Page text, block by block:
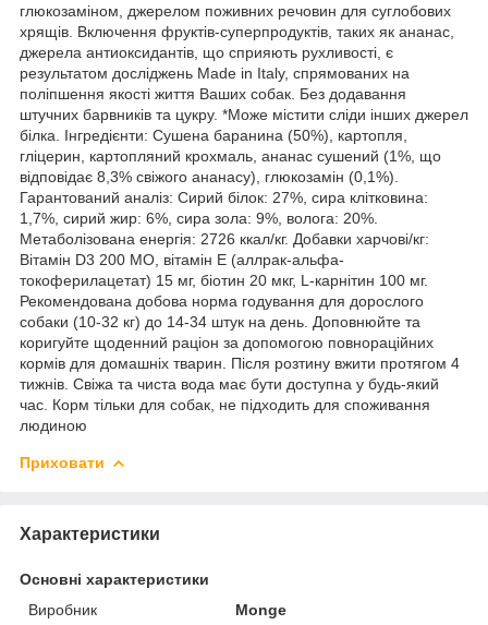
глюкозаміном, джерелом поживних речовин для суглобових
хрящів. Включення фруктів-суперпродуктів, таких як ананас,
джерела антиоксидантів, що сприяють рухливості, є
результатом досліджень Made in Italy, спрямованих на
поліпшення якості життя Ваших собак. Без додавання
штучних барвників та цукру. *Може містити сліди інших джерел
білка. Інгредієнти: Сушена баранина (50%), картопля,
гліцерин, картопляний крохмаль, ананас сушений (1%, що
відповідає 8,3% свіжого ананасу), глюкозамін (0,1%).
Гарантований аналіз: Сирий білок: 27%, сира клітковина:
1,7%, сирий жир: 6%, сира зола: 9%, волога: 20%.
Метаболізована енергія: 2726 ккал/кг. Добавки харчові/кг:
Вітамін D3 200 МО, вітамін Е (аллрак-альфа-
токоферилацетат) 15 мг, біотин 20 мкг, L-карнітин 100 мг.
Рекомендована добова норма годування для дорослого
собаки (10-32 кг) до 14-34 штук на день. Доповнюйте та
коригуйте щоденний раціон за допомогою повнораційних
кормів для домашніх тварин. Після розтину вжити протягом 4
тижнів. Свіжа та чиста вода має бути доступна у будь-який
час. Корм тільки для собак, не підходить для споживання
людиною
Приховати
Характеристики
Основні характеристики
Виробник
Monge